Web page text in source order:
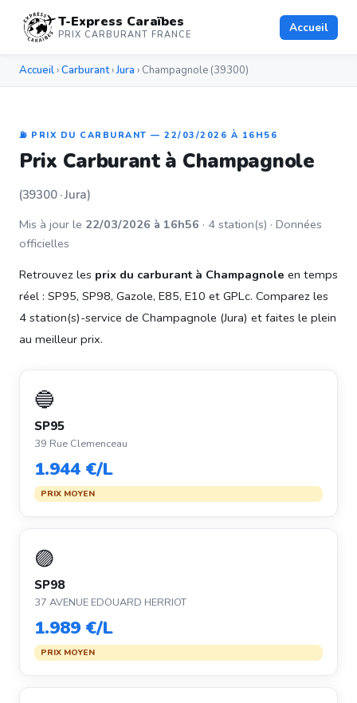
T-Express Caraïbes
PRIX CARBURANT FRANCE Accueil
Accueil ›Carburant›Jura › Champagnole (39300)
⛽ PRIX DU CARBURANT — 22/03/2026 À 16H56
Prix Carburant à Champagnole
(39300 · Jura)
Mis à jour le 22/03/2026 à 16h56 · 4 station(s) · Données
officielles
Retrouvez les prix du carburant à Champagnole en temps
réel : SP95, SP98, Gazole, E85, E10 et GPLc. Comparez les
4 station(s)-service de Champagnole (Jura) et faites le plein
au meilleur prix.
🔵
SP95
39 Rue Clemenceau
1.944 €/L
PRIX MOYEN
🟣
SP98
37 AVENUE EDOUARD HERRIOT
1.989 €/L
PRIX MOYEN